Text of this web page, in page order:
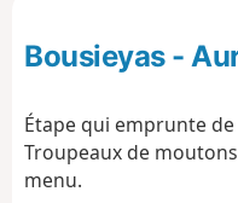
d
Bousieyas -
Étape qui emprunte
Troupeaux de
menu.